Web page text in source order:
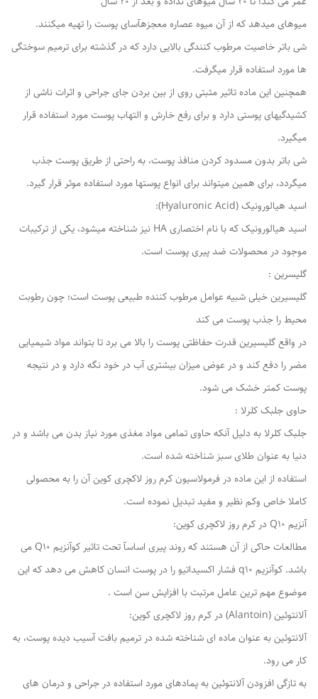
میوهای میدهد که از آن میوه عصاره معجزهآسای پوست را تهیه میکنند.
شی باتر خاصیت مرطوب کنندگی بالایی دارد که در گذشته برای ترمیم سوختگی
ها مورد استفاده قرار میگرفت.
همچنین این ماده تاثیر مثبتی روی از بین بردن جای جراحی و اثرات ناشی از
کشیدگیهای پوستی دارد و برای رفع خارش و التهاب پوست مورد استفاده قرار
میگیرد.
شی باتر بدون مسدود کردن منافذ پوست، به راحتی از طریق پوست جذب
میگردد، برای همین میتواند برای انواع پوستها مورد استفاده موثر قرار گیرد.
اسید هیالورونیک (Hyaluronic Acid):
اسید هیالورونیک که با نام اختصاری HA نیز شناخته میشود، یکی از ترکیبات
موجود در محصولات ضد پیری پوست است.
گلیسرین :
گلیسیرین خیلی شبیه عوامل مرطوب کننده طبیعی پوست است؛ چون رطوبت
محیط را جذب پوست می کند
در واقع گلیسیرین قدرت حفاظتی پوست را بالا می برد تا بتواند مواد شیمیایی
مضر را دفع کند و در عوض میزان بیشتری آب در خود نگه دارد و در نتیجه
پوست کمتر خشک می شود.
حاوی جلبک کلرلا :
جلبک کلرلا به دلیل آنکه حاوی تمامی مواد مغذی مورد نیاز بدن می باشد و در
دنیا به عنوان طلای سبز شناخته شده است.
استفاده از این ماده در فرمولاسیون کرم روز لاکچری کوین آن را به محصولی
کاملا خاص وکم نظیر و مفید تبدیل نموده است.
آنزیم Q10 در کرم روز لاکچری کوین:
مطالعات حاکی از آن هستند که روند پیری اساسآ تحت تاثیر کوآنزیم Q10 می
باشد. کوآنزیم q10 فشار اکسیداتیو را در پوست انسان کاهش می دهد که این
موضوع مهم ترین عامل مرتبت با افزایش سن است .
آلانتوئین (Alantoin) در کرم روز لاکچری کوین:
آلانتوئین به عنوان ماده ای شناخته شده در ترمیم بافت آسیب دیده پوست، به
کار می رود.
به تازگی افزودن آلانتوئین به پمادهای مورد استفاده در جراحی و درمان های